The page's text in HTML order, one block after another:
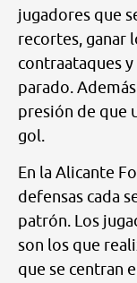
jugadores que
recortes, ganar
contraataques
parado.
presión de que
gol.
En la Alicante
defensas cada
patrón. Los
son los que
que se centran